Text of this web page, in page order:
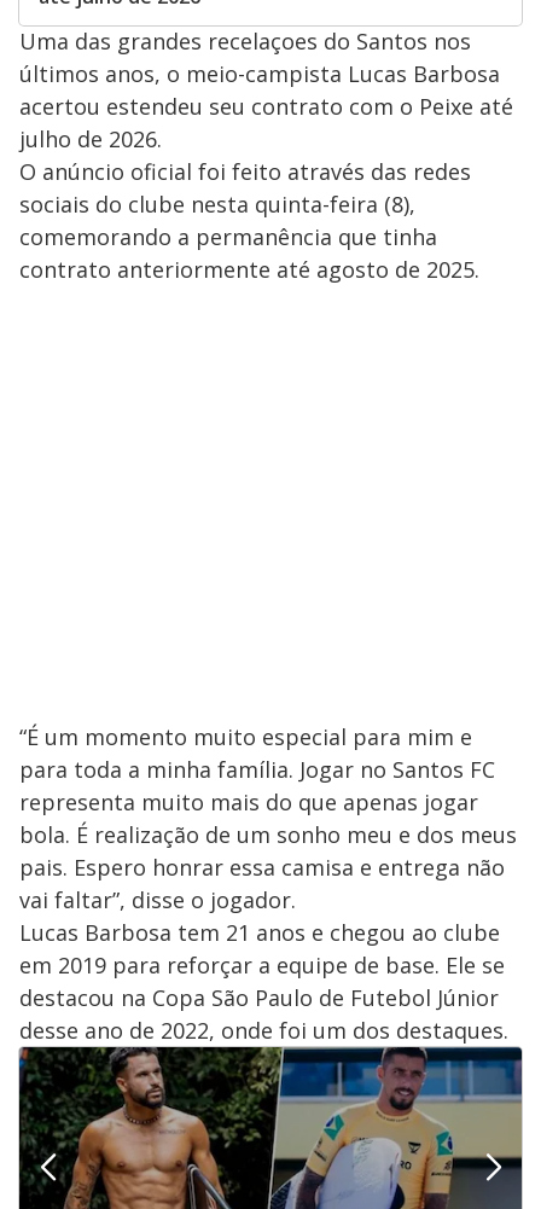
Uma das grandes recelaçoes do Santos nos
últimos anos, o meio-campista Lucas Barbosa
acertou estendeu seu contrato com o Peixe até
julho de 2026.
O anúncio oficial foi feito através das redes
sociais do clube nesta quinta-feira (8),
comemorando a permanência que tinha
contrato anteriormente até agosto de 2025.
“É um momento muito especial para mim e
para toda a minha família. Jogar no Santos FC
representa muito mais do que apenas jogar
bola. É realização de um sonho meu e dos meus
pais. Espero honrar essa camisa e entrega não
vai faltar”, disse o jogador.
Lucas Barbosa tem 21 anos e chegou ao clube
em 2019 para reforçar a equipe de base. Ele se
destacou na Copa São Paulo de Futebol Júnior
desse ano de 2022, onde foi um dos destaques.